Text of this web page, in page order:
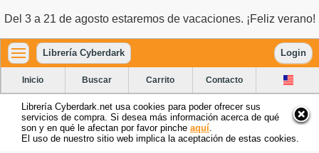
Del 3 a 21 de agosto estaremos de vacaciones. ¡Feliz verano!
Librería Cyberdark Login
Inicio Buscar Carrito Contacto
Librería Cyberdark.net usa cookies para poder ofrecer sus
servicios de compra. Si desea más información acerca de qué
son y en qué le afectan por favor pinche aquí
El uso de nuestro sitio web implica la aceptación de estas cookies.